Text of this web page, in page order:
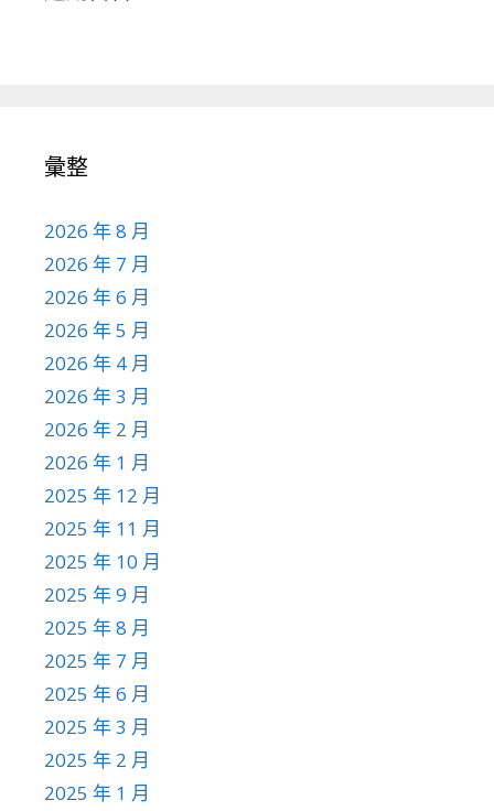
彙整
2026 年 8 月
2026 年 7 月
2026 年 6 月
2026 年 5 月
2026 年 4 月
2026 年 3 月
2026 年 2 月
2026 年 1 月
2025 年 12 月
2025 年 11 月
2025 年 10 月
2025 年 9 月
2025 年 8 月
2025 年 7 月
2025 年 6 月
2025 年 3 月
2025 年 2 月
2025 年 1 月